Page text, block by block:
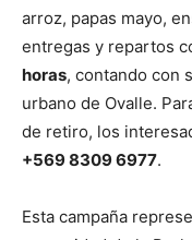
arroz, papas mayo,
entregas y repartos
horas, contando con
urbano de Ovalle.
de retiro, los
+569 8309 6977.
Esta campaña